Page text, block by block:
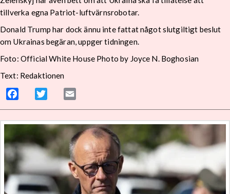
tillverka egna Patriot-luftvärnsrobotar.
Donald Trump har dock ännu inte fattat något slutgiltigt beslut
om Ukrainas begäran, uppger tidningen.
Foto: Official White House Photo by Joyce N. Boghosian
Text: Redaktionen
Facebook Twitter